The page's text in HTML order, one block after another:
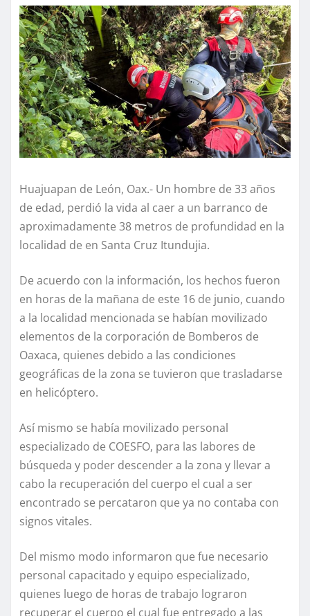
Huajuapan de León, Oax.- Un hombre de 33 años
de edad, perdió la vida al caer a un barranco de
aproximadamente 38 metros de profundidad en la
localidad de en Santa Cruz Itundujia.
De acuerdo con la información, los hechos fueron
en horas de la mañana de este 16 de junio, cuando
a la localidad mencionada se habían movilizado
elementos de la corporación de Bomberos de
Oaxaca, quienes debido a las condiciones
geográficas de la zona se tuvieron que trasladarse
en helicóptero.
Así mismo se había movilizado personal
especializado de COESFO, para las labores de
búsqueda y poder descender a la zona y llevar a
cabo la recuperación del cuerpo el cual a ser
encontrado se percataron que ya no contaba con
signos vitales.
Del mismo modo informaron que fue necesario
personal capacitado y equipo especializado,
quienes luego de horas de trabajo lograron
recuperar el cuerpo el cual fue entregado a las